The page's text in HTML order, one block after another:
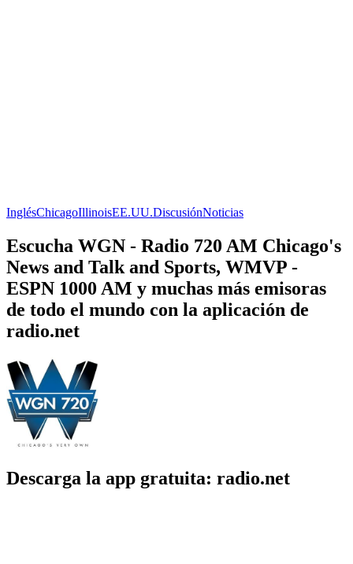
InglésChicagoIllinoisEE.UU.DiscusiónNoticias
Escucha WGN - Radio 720 AM Chicago's
News and Talk and Sports, WMVP -
ESPN 1000 AM y muchas más emisoras
de todo el mundo con la aplicación de
radio.net
Descarga la app gratuita: radio.net